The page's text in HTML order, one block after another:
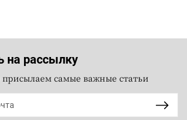
на рассылку
самые важные статьи